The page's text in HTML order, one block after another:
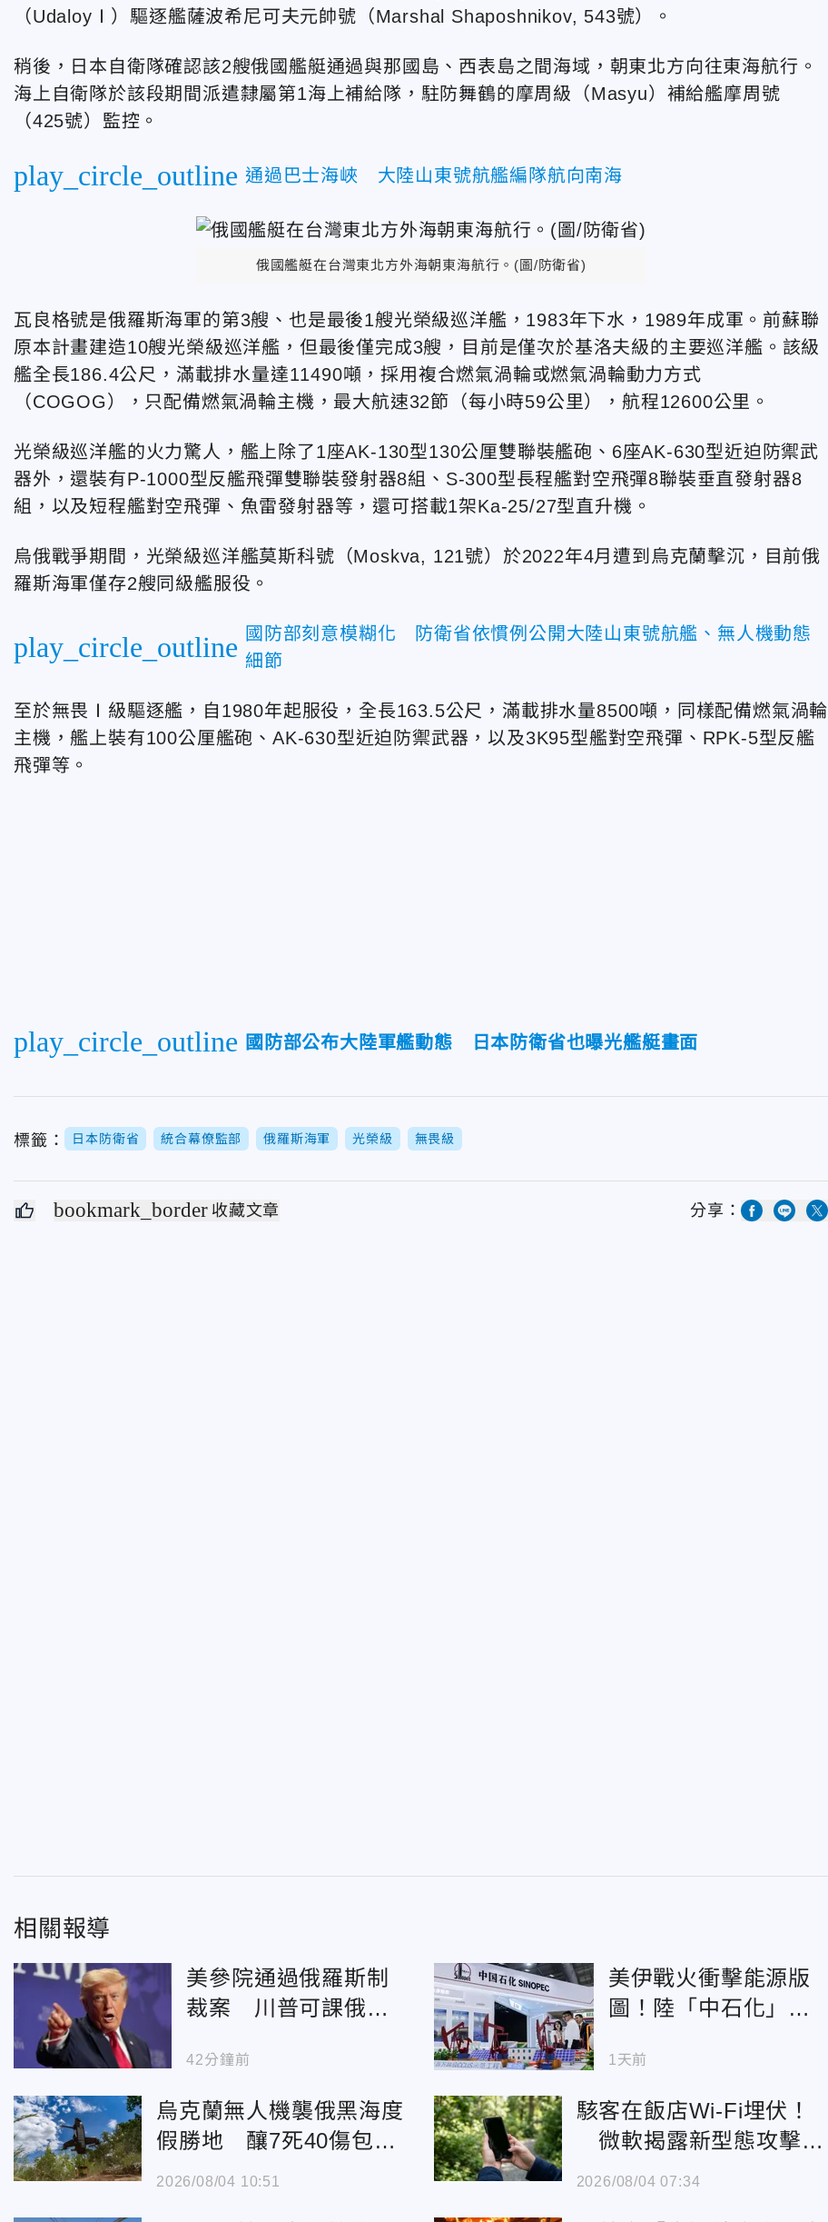
（UdaloyⅠ）驅逐艦薩波希尼可夫元帥號（Marshal Shaposhnikov, 543號）。
稍後，日本自衛隊確認該2艘俄國艦艇通過與那國島、西表島之間海域，朝東北方向往東海航行。
海上自衛隊於該段期間派遣隸屬第1海上補給隊，駐防舞鶴的摩周級（Masyu）補給艦摩周號
（425號）監控。
play_circle_outline 通過巴士海峽 大陸山東號航艦編隊航向南海
俄國艦艇在台灣東北方外海朝東海航行。(圖/防衛省)
瓦良格號是俄羅斯海軍的第3艘、也是最後1艘光榮級巡洋艦，1983年下水，1989年成軍。前蘇聯
原本計畫建造10艘光榮級巡洋艦，但最後僅完成3艘，目前是僅次於基洛夫級的主要巡洋艦。該級
艦全長186.4公尺，滿載排水量達11490噸，採用複合燃氣渦輪或燃氣渦輪動力方式
（COGOG），只配備燃氣渦輪主機，最大航速32節（每小時59公里），航程12600公里。
光榮級巡洋艦的火力驚人，艦上除了1座AK-130型130公厘雙聯裝艦砲、6座AK-630型近迫防禦武
器外，還裝有P-1000型反艦飛彈雙聯裝發射器8組、S-300型長程艦對空飛彈8聯裝垂直發射器8
組，以及短程艦對空飛彈、魚雷發射器等，還可搭載1架Ka-25/27型直升機。
烏俄戰爭期間，光榮級巡洋艦莫斯科號（Moskva, 121號）於2022年4月遭到烏克蘭擊沉，目前俄
羅斯海軍僅存2艘同級艦服役。
play_circle_outline 國防部刻意模糊化 防衛省依慣例公開大陸山東號航艦、無人機動態
細節
至於無畏Ⅰ級驅逐艦，自1980年起服役，全長163.5公尺，滿載排水量8500噸，同樣配備燃氣渦輪
主機，艦上裝有100公厘艦砲、AK-630型近迫防禦武器，以及3K95型艦對空飛彈、RPK-5型反艦
飛彈等。
play_circle_outline 國防部公布大陸軍艦動態 日本防衛省也曝光艦艇畫面
標籤： 日本防衛省 統合幕僚監部 俄羅斯海軍 光榮級 無畏級
bookmark_border 收藏文章 分享：
相關報導
美參院通過俄羅斯制
裁案 川普可課俄商
42分鐘前
美伊戰火衝擊能源版
圖！陸「中石化」狂
跌9成
1天前
烏克蘭無人機襲俄黑海度
假勝地 釀7死40傷包括
3童
2026/08/04 10:51
駭客在飯店Wi-Fi埋伏！
微軟揭露新型態攻擊手
法
2026/08/04 07:34